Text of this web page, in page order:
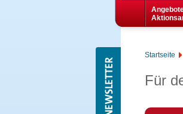
Startseite
Für